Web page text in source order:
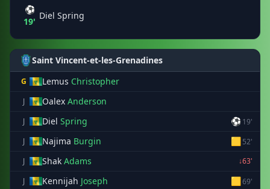
⚽
19'
Diel Spring
Saint Vincent-et-les-Grenadines
G Lemus Christopher
J Oalex Anderson
J Diel Spring ⚽ 19'
J
Najima Burgin 🟨52'
J
Shak Adams
↓63'
J
Kennijah Joseph 🟨69'